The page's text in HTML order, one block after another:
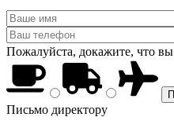
Пожалуйста, докажите, что
Письмо директору